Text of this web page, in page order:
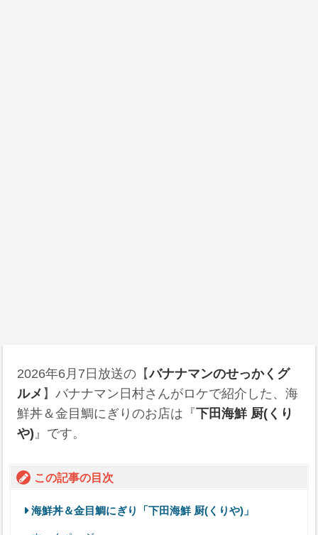
2026年6月7日 放送の【バナナマンのせっかくグ
ルメ 】バナナマン日村さんがロケで紹介した、海
鮮丼＆金目鯛にぎりのお店は『下田海鮮 厨(くり
や) 』です。
この記事の目次
海鮮丼＆金目鯛にぎり「下田海鮮 厨(くりや)」